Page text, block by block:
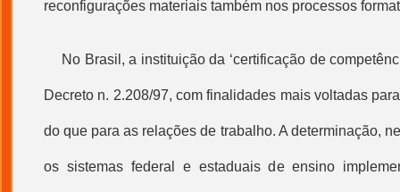
reconfigurações materiais também nos processos
No Brasil, a instituição da ‘certificação de
Decreto n. 2.208/97, com finalidades mais voltadas
do que para as relações de trabalho. A determinação,
os sistemas federal e estaduais de ensino